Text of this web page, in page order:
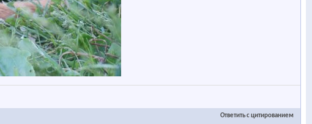
Ответить с цитированием